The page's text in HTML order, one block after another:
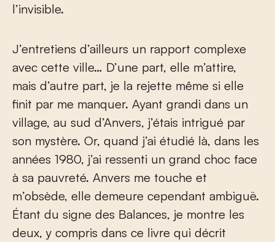
l’invisible.
J’entretiens d’ailleurs un rapport complexe
avec cette ville… D’une part, elle m’attire,
mais d’autre part, je la rejette même si elle
finit par me manquer. Ayant grandi dans un
village, au sud d’Anvers, j’étais intrigué par
son mystère. Or, quand j’ai étudié là, dans les
années 1980, j’ai ressenti un grand choc face
à sa pauvreté. Anvers me touche et
m’obsède, elle demeure cependant ambiguë.
Étant du signe des Balances, je montre les
deux, y compris dans ce livre qui décrit